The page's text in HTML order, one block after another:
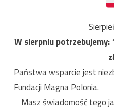
W sierpniu potrzebujemy:
Państwa wsparcie jest
Fundacji Magna Polonia.
Masz świadomość tego